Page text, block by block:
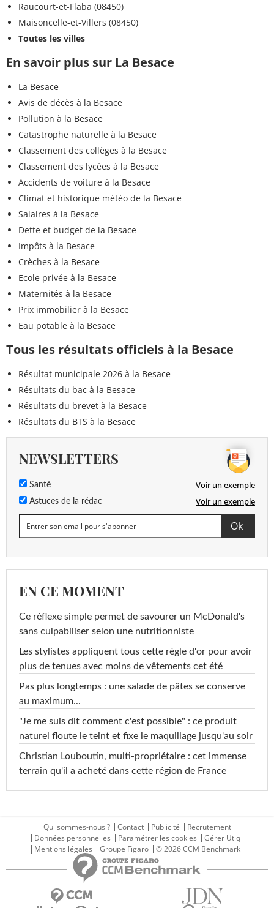
Raucourt-et-Flaba (08450)
Maisoncelle-et-Villers (08450)
Toutes les villes
En savoir plus sur La Besace
La Besace
Avis de décès à la Besace
Pollution à la Besace
Catastrophe naturelle à la Besace
Classement des collèges à la Besace
Classement des lycées à la Besace
Accidents de voiture à la Besace
Climat et historique météo de la Besace
Salaires à la Besace
Dette et budget de la Besace
Impôts à la Besace
Crèches à la Besace
Ecole privée à la Besace
Maternités à la Besace
Prix immobilier à la Besace
Eau potable à la Besace
Tous les résultats officiels à la Besace
Résultat municipale 2026 à la Besace
Résultats du bac à la Besace
Résultats du brevet à la Besace
Résultats du BTS à la Besace
NEWSLETTERS
Santé Voir un exemple
Astuces de la rédac Voir un exemple
EN CE MOMENT
Ce réflexe simple permet de savourer un McDonald's
sans culpabiliser selon une nutritionniste
Les stylistes appliquent tous cette règle d'or pour avoir
plus de tenues avec moins de vêtements cet été
Pas plus longtemps : une salade de pâtes se conserve
au maximum...
"Je me suis dit comment c'est possible" : ce produit
naturel floute le teint et fixe le maquillage jusqu'au soir
Christian Louboutin, multi-propriétaire : cet immense
terrain qu'il a acheté dans cette région de France
Qui sommes-nous ? Contact Publicité
Recrutement
Données personnelles
Paramétrer les cookies
Gérer Utiq
Mentions légales
Groupe Figaro © 2026 CCM Benchmark